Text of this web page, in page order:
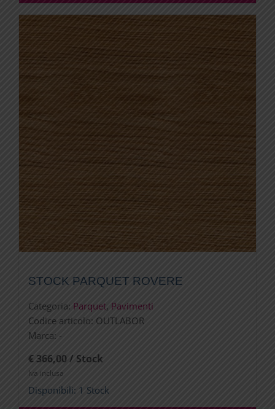
STOCK PARQUET ROVERE
Categoria: Parquet, Pavimenti
Codice articolo: OUTLABOR
Marca: -
€ 366,00 / Stock
Iva inclusa
Disponibili: 1 Stock